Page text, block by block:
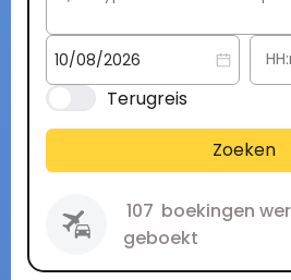
Terugreis
Zoeken
107 boekingen
geboekt